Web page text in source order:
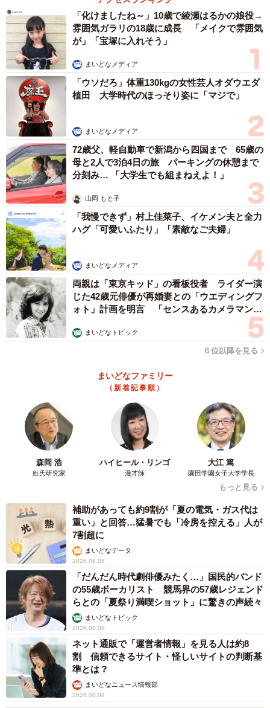
「化けましたね～」10歳で綾瀬はるかの娘役→
雰囲気ガラリの18歳に成長 「メイクで雰囲気
が」「宝塚に入れそう」
まいどなメディア
「ウソだろ」体重130kgの女性芸人オダウエダ
植田 大学時代のほっそり姿に「マジで」
まいどなメディア
72歳父、軽自動車で新潟から四国まで 65歳の
母と2人で3泊4日の旅 パーキングの休憩まで
分刻み… 「大学生でも組まねえよ！」
山岡 もと子
「我慢できず」村上佳菜子、イケメン夫と全力
ハグ「可愛いふたり」「素敵なご夫婦」
まいどなメディア
両親は「東京キッド」の看板役者 ライダー演
じた42歳元俳優が再婚妻との「ウエディングフ
ォト」計画を明言 「センスあるカメラマン求
まいどなトピック
６位以降を見る
まいどなファミリー
（新着記事順）
森岡 浩
姓氏研究家
ハイヒール・リンゴ
漫才師
大江 篤
園田学園女子大学学長
もっと見る
補助があっても約9割が「夏の電気・ガス代は
重い」と回答…猛暑でも「冷房を控える」人が
7割超に
まいどなデータ
2026.08.08
「だんだん時代劇俳優みたく…」国民的バンド
の55歳ボーカリスト 競馬界の57歳レジェンド
らとの「夏祭り満喫ショット」に驚きの声続々
まいどなトピック
2026.08.08
ネット通販で「運営者情報」を見る人は約8
割 信頼できるサイト・怪しいサイトの判断基
準とは？
まいどなニュース情報部
2026.08.08